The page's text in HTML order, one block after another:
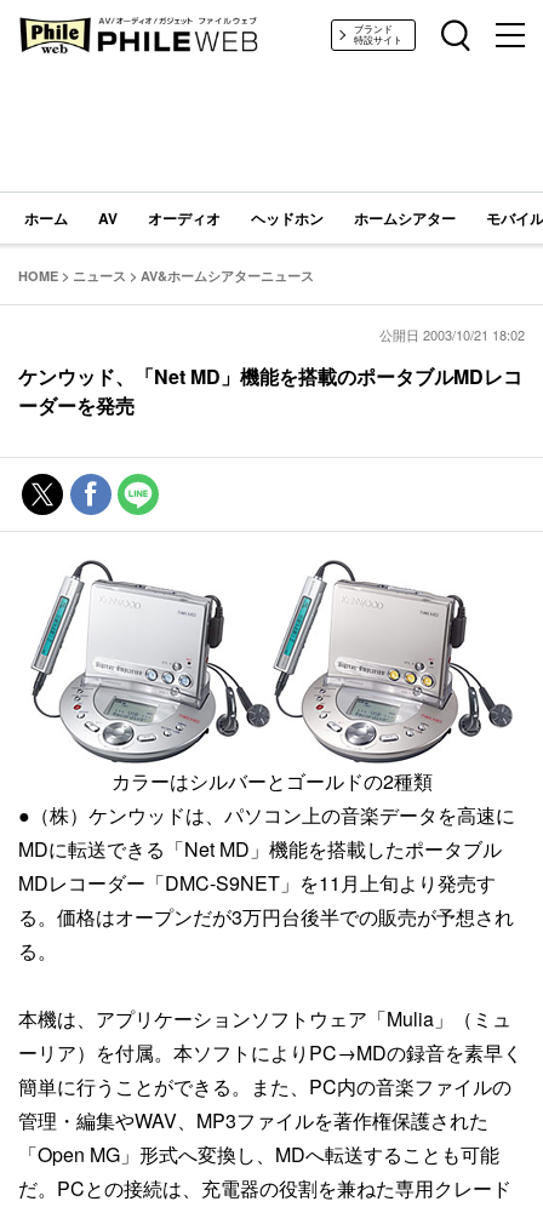
PHILE WEB｜AV/オーディオ/ガジェットブランド
特設サイト
ホーム AV オーディオ ヘッドホン ホームシアター モバイ
HOME > ニュース > AV&ホームシアターニュース
公開日 2003/10/21 18:02
ケンウッド、「Net MD」機能を搭載のポータブルMDレコ
ーダーを発売
カラーはシルバーとゴールドの2種類
●（株）ケンウッドは、パソコン上の音楽データを高速に
MDに転送できる「Net MD」機能を搭載したポータブル
MDレコーダー「DMC-S9NET」を11月上旬より発売す
る。価格はオープンだが3万円台後半での販売が予想され
る。
本機は、アプリケーションソフトウェア「Mulia」（ミュ
ーリア）を付属。本ソフトによりPC→MDの録音を素早く
簡単に行うことができる。また、PC内の音楽ファイルの
管理・編集やWAV、MP3ファイルを著作権保護された
「Open MG」形式へ変換し、MDへ転送することも可能
だ。PCとの接続は、充電器の役割を兼ねた専用クレード